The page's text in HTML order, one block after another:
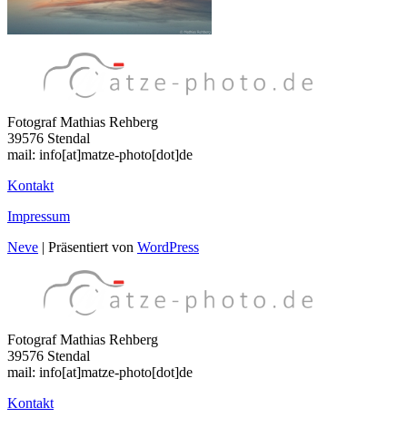
Fotograf Mathias Rehberg
39576 Stendal
mail: info[at]matze-photo[dot]de
Kontakt
Impressum
Neve | Präsentiert von WordPress
Fotograf Mathias Rehberg
39576 Stendal
mail: info[at]matze-photo[dot]de
Kontakt